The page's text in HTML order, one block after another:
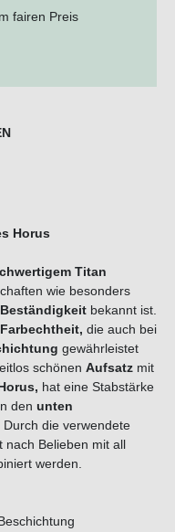
fairen Preis
Horus
Titan
wie besonders
bekannt ist.
Farbechtheit, die auch bei
gewährleistet
schönen Aufsatz mit
hat eine Stabstärke
den unten
Durch die verwendete
nach Belieben mit all
werden.